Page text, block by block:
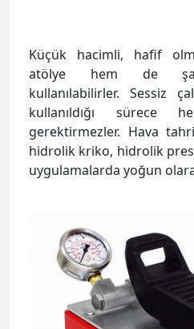
Küçük hacimli, hafif
atölye hem de
kullanılabilirler. Sessiz
kullanıldığı sürece
gerektirmezler. Hava
hidrolik kriko, hidrolik
uygulamalarda yoğun